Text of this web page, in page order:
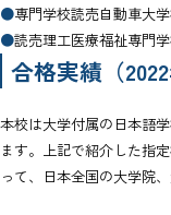
●専門学校読売自動車大
●読売理工医療福祉専門
合格実績（
本校は大学付属の日本語
ます。上記で紹介した指
って、日本全国の大学院